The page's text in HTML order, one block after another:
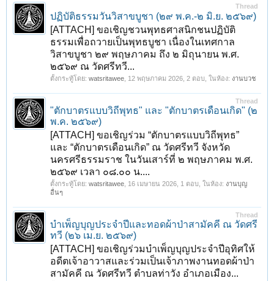
Thread
ปฏิบัติธรรมวันวิสาขบูชา (๒๙ พ.ค.-๒ มิ.ย. ๒๕๖๙)
[ATTACH] ขอเชิญชวนพุทธศาสนิกชนปฏิบัติ
ธรรมเพื่อถวายเป็นพุทธบูชา เนื่องในเทศกาล
วิสาขบูชา ๒๙ พฤษภาคม ถึง ๒ มิถุนายน พ.ศ.
๒๕๖๙ ณ วัดศรีทวี...
ตั้งกระทู้โดย: watsritawee 12 พฤษภาคม 2026 , 2 ตอบ, ในห้อง: งานบวช
Thread
"ตักบาตรแบบวิถีพุทธ" และ "ตักบาตรเดือนเกิด" (๒
พ.ค. ๒๕๖๙)
[ATTACH] ขอเชิญร่วม “ตักบาตรแบบวิถีพุทธ”
และ “ตักบาตรเดือนเกิด” ณ วัดศรีทวี จังหวัด
นครศรีธรรมราช ในวันเสาร์ที่ ๒ พฤษภาคม พ.ศ.
๒๕๖๙ เวลา ๐๘.๐๐ น....
ตั้งกระทู้โดย: watsritawee 16 เมษายน 2026 , 1 ตอบ, ในห้อง: งานบุญ
อื่นๆ
Thread
บำเพ็ญบุญประจำปีและทอดผ้าป่าสามัคคี ณ วัดศรี
ทวี (๒๖ เม.ย. ๒๕๖๙)
[ATTACH] ขอเชิญร่วมบำเพ็ญบุญประจำปีอุทิศให้
อดีตเจ้าอาวาสและร่วมเป็นเจ้าภาพงานทอดผ้าป่า
สามัคคี ณ วัดศรีทวี ตำบลท่าวัง อำเภอเมือง...